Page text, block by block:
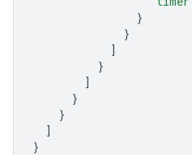
}
}
]
}
]
}
}
]
}